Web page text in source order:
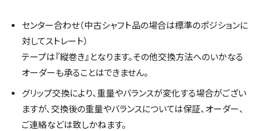
センター合わせ（中古シャフト品の場合は標準のポジションに
対してストレート）
テープは『縦巻き』となります。その他交換方法へのいかなる
オーダーも承ることはできません。
グリップ交換により、重量やバランスが変化する場合がござい
ますが、交換後の重量やバランスについては保証、オーダー、
ご連絡などは致しかねます。